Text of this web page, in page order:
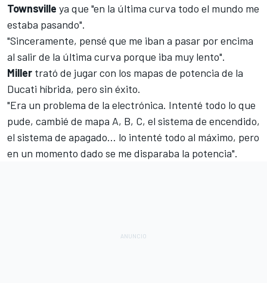
Townsville ya que "en la última curva todo el mundo me
estaba pasando".
"Sinceramente, pensé que me iban a pasar por encima
al salir de la última curva porque iba muy lento".
Miller trató de jugar con los mapas de potencia de la
Ducati híbrida, pero sin éxito.
"Era un problema de la electrónica. Intenté todo lo que
pude, cambié de mapa A, B, C, el sistema de encendido,
el sistema de apagado… lo intenté todo al máximo, pero
en un momento dado se me disparaba la potencia".